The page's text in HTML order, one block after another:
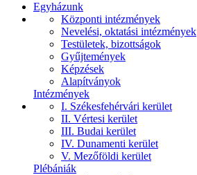
Egyházunk
Központi intézmények
Nevelési, oktatási intézmények
Testületek, bizottságok
Gyűjtemények
Képzések
Alapítványok
Intézmények
I. Székesfehérvári kerület
II. Vértesi kerület
III. Budai kerület
IV. Dunamenti kerület
V. Mezőföldi kerület
Plébániák